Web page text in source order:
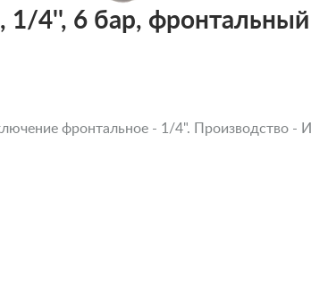
4'', 6 бар,
фронтальное - 1/4". Производство -